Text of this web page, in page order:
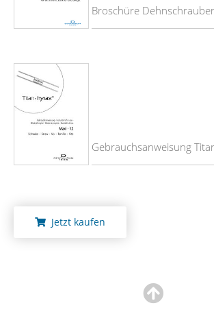
Broschüre
Gebrauchsanweisung
Jetzt kaufen